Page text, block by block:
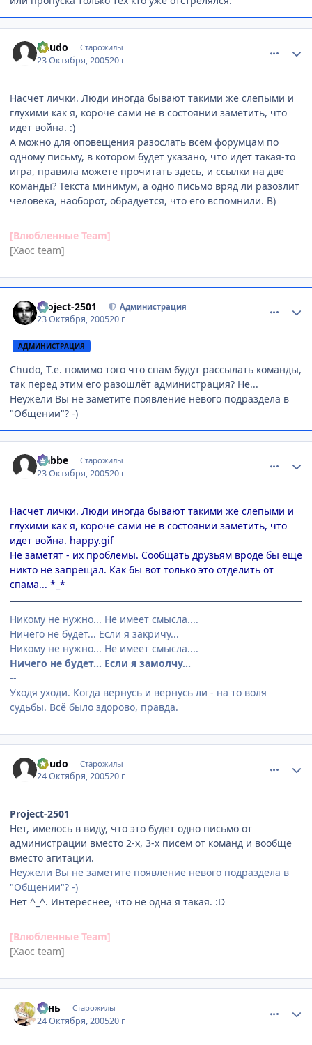
Chudo Старожилы
23 Октября, 200520 г
Насчет лички. Люди иногда бывают такими же слепыми и
глухими как я, короче сами не в состоянии заметить, что
идет война. :)
А можно для оповещения разослать всем форумцам по
одному письму, в котором будет указано, что идет такая-то
игра, правила можете прочитать здесь, и ссылки на две
команды? Текста минимум, а одно письмо вряд ли разозлит
человека, наоборот, обрадуется, что его вспомнили. B)
[Влюбленные Team]
[Хаос team]
Project-2501 Администрация
23 Октября, 200520 г
АДМИНИСТРАЦИЯ
Chudo, Т.е. помимо того что спам будут рассылать команды,
так перед этим его разошлёт администрация? Не...
Неужели Вы не заметите появление невого подраздела в
"Общении"? -)
Nabbe Старожилы
23 Октября, 200520 г
Насчет лички. Люди иногда бывают такими же слепыми и
глухими как я, короче сами не в состоянии заметить, что
идет война. happy.gif
Не заметят - их проблемы. Сообщать друзьям вроде бы еще
никто не запрещал. Как бы вот только это отделить от
спама... *_*
Никому не нужно... Не имеет смысла....
Ничего не будет... Если я закричу...
Никому не нужно... Не имеет смысла....
Ничего не будет... Если я замолчу...
--
Уходя уходи. Когда вернусь и вернусь ли - на то воля
судьбы. Всё было здорово, правда.
Chudo Старожилы
24 Октября, 200520 г
Project-2501
Нет, имелось в виду, что это будет одно письмо от
администрации вместо 2-х, 3-х писем от команд и вообще
вместо агитации.
Неужели Вы не заметите появление невого подраздела в
"Общении"? -)
Нет ^_^. Интереснее, что не одна я такая. :D
[Влюбленные Team]
[Хаос team]
Tень Старожилы
24 Октября, 200520 г